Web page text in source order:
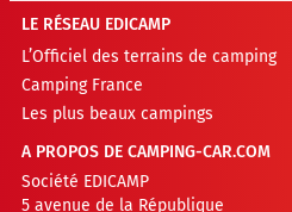
LE RÉSEAU EDICAMP
L’Officiel des terrains de camping
Camping France
Les plus beaux campings
A PROPOS DE CAMPING-CAR.COM
Société EDICAMP
5 avenue de la République